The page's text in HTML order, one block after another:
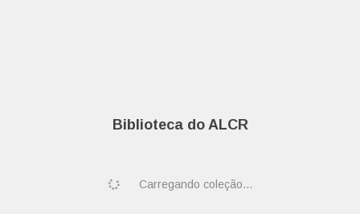
Biblioteca do ALCR
Carregando coleção...